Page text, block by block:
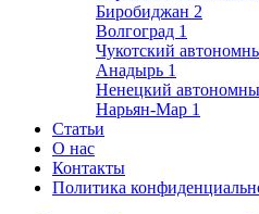
Биробиджан 2
Волгоград 1
Чукотский
Анадырь 1
Ненецкий
Нарьян-Мар 1
Статьи
О нас
Контакты
Политика